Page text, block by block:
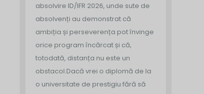
absolvire ID/IFR 2026, unde sute de
absolvenți au demonstrat că
ambiția și perseverența pot învinge
orice program încărcat și că,
totodată, distanța nu este un
obstacol.Dacă vrei o diplomă de la
o universitate de prestigiu fără să